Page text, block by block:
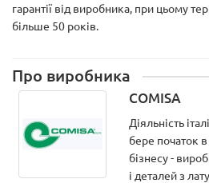
гарантії від виробника, при цьому
більше 50 років.
Про виробника
COMISA
Діяльність
бере початок
бізнесу -
і деталей з